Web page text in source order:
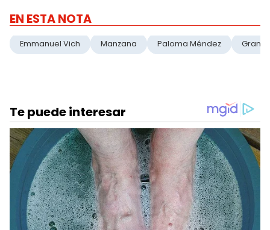
EN ESTA NOTA
Emmanuel Vich Manzana Paloma Méndez Gran